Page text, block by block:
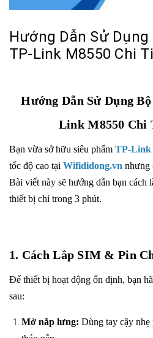
Hướng Dẫn Sử Dụng
TP-Link M8550 Chi
Hướng Dẫn Sử Dụng
Link M8550 Chi
Bạn vừa sở hữu siêu phẩm TP-Link
tốc độ cao tại Wifididong.vn nhưng
Bài viết này sẽ hướng dẫn bạn cách
thiết bị chỉ trong 3 phút.
1. Cách Lắp SIM & Pin
Để thiết bị hoạt động ổn định, bạn
sau:
Mở nắp lưng: Dùng tay cậy nhẹ